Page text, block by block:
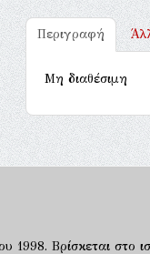
Περιγραφή
Μη διαθέσιμη
1998. Βρίσκεται στο